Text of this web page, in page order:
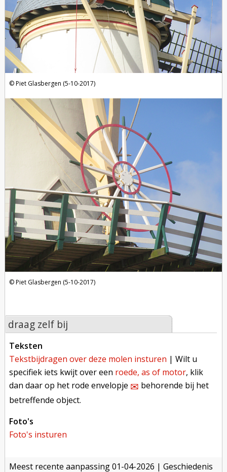
Piet Glasbergen (5-10-2017)
Piet Glasbergen (5-10-2017)
draag zelf bij
teksten
tekstbijdragen over deze molen insturen | Wilt u
specifiek iets kwijt over een roede, as of motor, klik
dan daar op het rode envelopje ✉︎ behorende bij het
betreffende object.
foto's
foto's insturen
meest recente aanpassing01-04-2026 | Geschiedenis